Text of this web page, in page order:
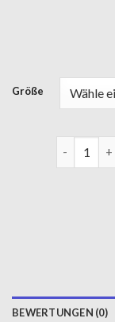
Größe
BEWERTUNGEN (0)